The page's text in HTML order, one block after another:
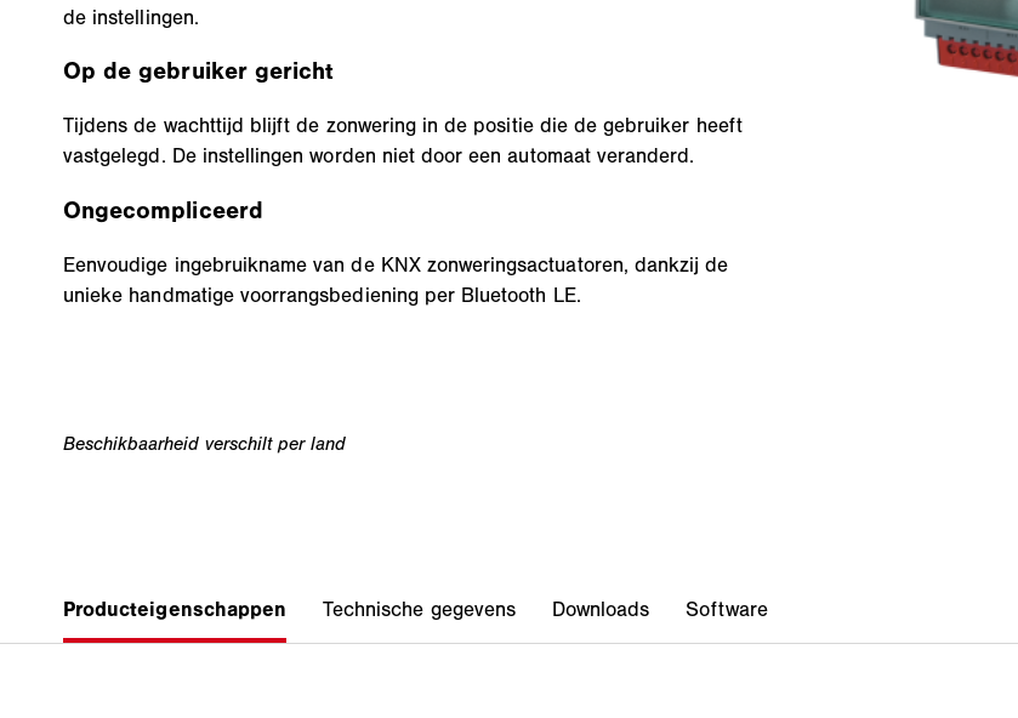
de instellingen.
Op de gebruiker gericht
Tijdens de wachttijd blijft de zonwering in de positie die de gebruiker heeft
vastgelegd. De instellingen worden niet door een automaat veranderd.
Ongecompliceerd
Eenvoudige ingebruikname van de KNX zonweringsactuatoren, dankzij de
unieke handmatige voorrangsbediening per Bluetooth LE.